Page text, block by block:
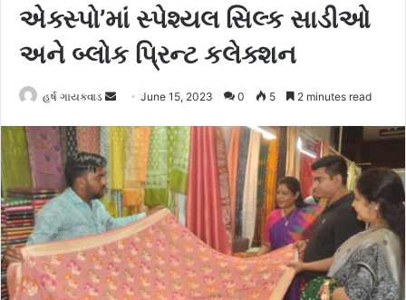
એક્સ્પો’માં સ્પેશ્યલ સિલ્ક સાડીઓ
અને બ્લોક પ્રિન્ટ કલેક્શન
હર્ષ ગાયક્વાડ
n
n
e
m
a
i
June 15, 2023 0 5 2 minutes read